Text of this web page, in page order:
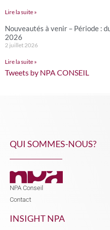
Lire la suite »
Nouveautés à venir – Période :
2026
2 juillet 2026
Lire la suite »
Tweets by NPA CONSEIL
QUI SOMMES-NOUS?
NPA Conseil
Contact
INSIGHT NPA